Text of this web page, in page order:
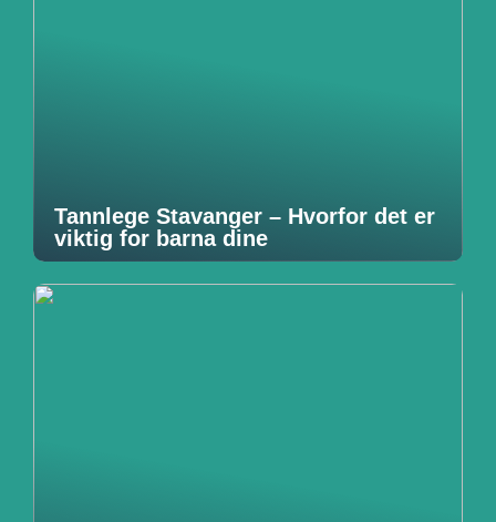
Tannlege Stavanger – Hvorfor det er
viktig for barna dine